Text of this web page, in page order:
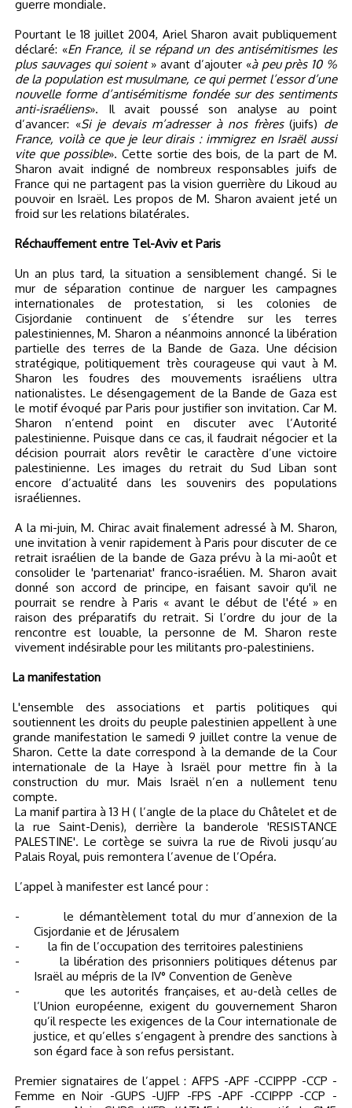
guerre mondiale.
Pourtant le 18 juillet 2004, Ariel Sharon avait publiquement
déclaré: «En France, il se répand un des antisémitismes les
plus sauvages qui soient» avant d’ajouter «à peu près 10 %
de la population est musulmane, ce qui permet l’essor d’une
nouvelle forme d’antisémitisme fondée sur des sentiments
anti-israéliens». Il avait poussé son analyse au point
d’avancer: «Si je devais m’adresser à nos frères(juifs) de
France, voilà ce que je leur dirais : immigrez en Israël aussi
vite que possible». Cette sortie des bois, de la part de M.
Sharon avait indigné de nombreux responsables juifs de
France qui ne partagent pas la vision guerrière du Likoud au
pouvoir en Israël. Les propos de M. Sharon avaient jeté un
froid sur les relations bilatérales.
Réchauffement entre Tel-Aviv et Paris
Un an plus tard, la situation a sensiblement changé. Si le
mur de séparation continue de narguer les campagnes
internationales de protestation, si les colonies de
Cisjordanie continuent de s’étendre sur les terres
palestiniennes, M. Sharon a néanmoins annoncé la libération
partielle des terres de la Bande de Gaza. Une décision
stratégique, politiquement très courageuse qui vaut à M.
Sharon les foudres des mouvements israéliens ultra
nationalistes. Le désengagement de la Bande de Gaza est
le motif évoqué par Paris pour justifier son invitation. Car M.
Sharon n’entend point en discuter avec l’Autorité
palestinienne. Puisque dans ce cas, il faudrait négocier et la
décision pourrait alors revêtir le caractère d’une victoire
palestinienne. Les images du retrait du Sud Liban sont
encore d’actualité dans les souvenirs des populations
israéliennes.
A la mi-juin, M. Chirac avait finalement adressé à M. Sharon,
une invitation à venir rapidement à Paris pour discuter de ce
retrait israélien de la bande de Gaza prévu à la mi-août et
consolider le 'partenariat' franco-israélien. M. Sharon avait
donné son accord de principe, en faisant savoir qu'il ne
pourrait se rendre à Paris « avant le début de l'été » en
raison des préparatifs du retrait. Si l’ordre du jour de la
rencontre est louable, la personne de M. Sharon reste
vivement indésirable pour les militants pro-palestiniens.
La manifestation
L'ensemble des associations et partis politiques qui
soutiennent les droits du peuple palestinien appellent à une
grande manifestation le samedi 9 juillet contre la venue de
Sharon. Cette la date correspond à la demande de la Cour
internationale de la Haye à Israël pour mettre fin à la
construction du mur. Mais Israël n’en a nullement tenu
compte.
La manif partira à 13 H ( l’angle de la place du Châtelet et de
la rue Saint-Denis), derrière la banderole 'RESISTANCE
PALESTINE'. Le cortège se suivra la rue de Rivoli jusqu’au
Palais Royal, puis remontera l’avenue de l’Opéra.
L’appel à manifester est lancé pour :
-
le démantèlement total du mur d’annexion de la
Cisjordanie et de Jérusalem
-
la fin de l’occupation des territoires palestiniens
-
la libération des prisonniers politiques détenus par
Israël au mépris de la IV° Convention de Genève
-
que les autorités françaises, et au-delà celles de
l’Union européenne, exigent du gouvernement Sharon
qu’il respecte les exigences de la Cour internationale de
justice, et qu’elles s’engagent à prendre des sanctions à
son égard face à son refus persistant.
Premier signataires de l’appel : AFPS -APF -CCIPPP -CCP -
Femme en Noir -GUPS -UJFP -FPS -APF -CCIPPP -CCP -